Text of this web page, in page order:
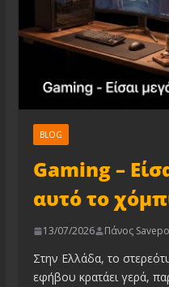
BLOG
Gaming –
αυτό το
13/07/2026 Πάνος
Στην Ελλάδα, το
εφήβου κρατάει γερά,